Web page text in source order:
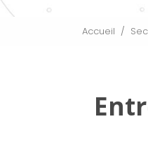
Accueil